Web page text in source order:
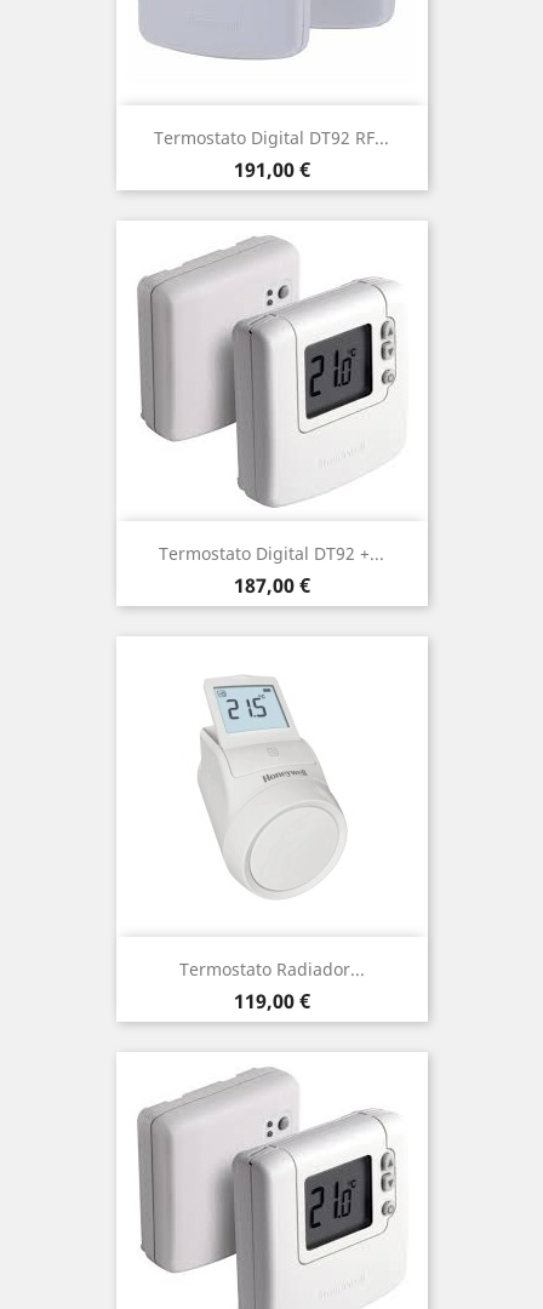
Termostato Digital DT92 RF...
Precio
191,00 €
Termostato Digital DT92 +...
Precio
187,00 €
Termostato Radiador...
Precio
119,00 €